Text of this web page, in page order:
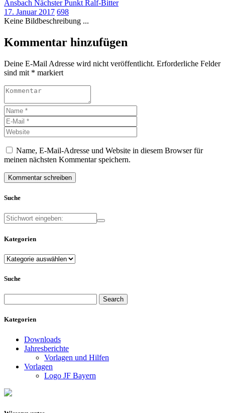
Ansbach Nächster Punkt Ralf-Bitter
17. Januar 2017 698
Keine Bildbeschreibung ...
Kommentar hinzufügen
Deine E-Mail Adresse wird nicht veröffentlicht. Erforderliche Felder
sind mit * markiert
Name, E-Mail-Adresse und Website in diesem Browser für
meinen nächsten Kommentar speichern.
Suche
Kategorien
Kategorien
Suche
for:
Kategorien
Downloads
Jahresberichte
Vorlagen und Hilfen
Vorlagen
Logo JF Bayern